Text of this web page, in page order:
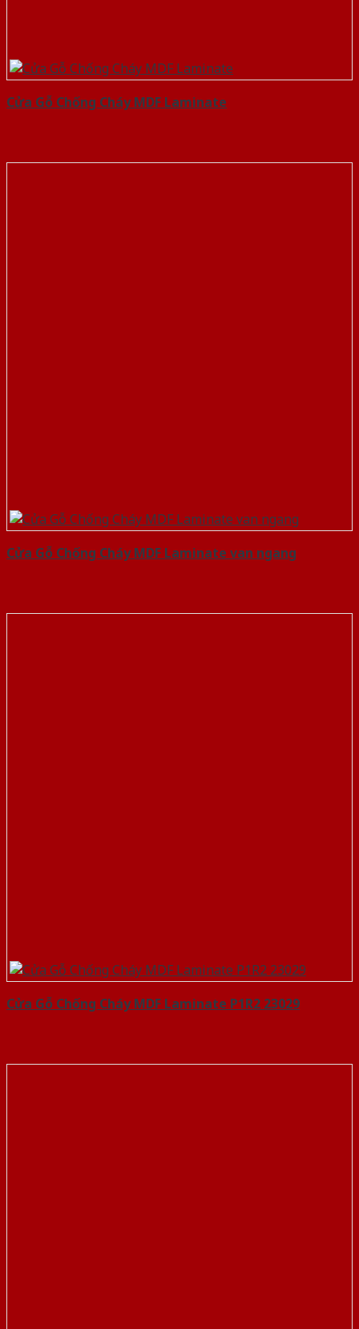
Cửa Gỗ Chống Cháy MDF Laminate
Cửa Gỗ Chống Cháy MDF Laminate van ngang
Cửa Gỗ Chống Cháy MDF Laminate P1R2 23029